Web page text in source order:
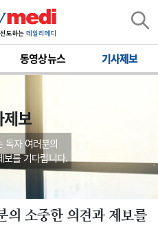
동영상뉴스 기사제보
보
독자 여러분의
보를 기다립니다.
의 소중한 의견과 제보를